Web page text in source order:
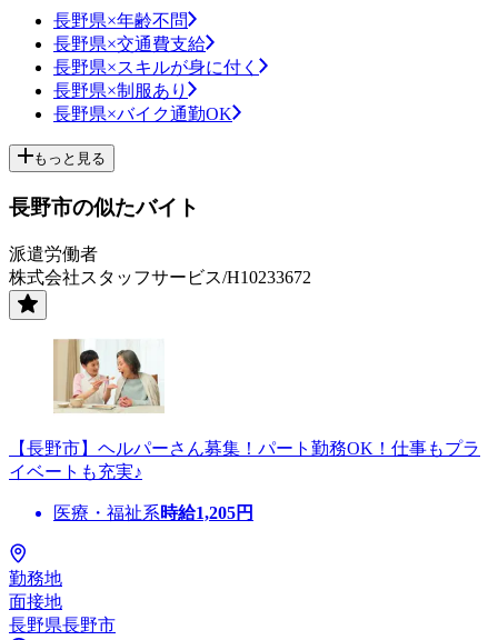
長野県×年齢不問
長野県×交通費支給
長野県×スキルが身に付く
長野県×制服あり
長野県×バイク通勤OK
もっと見る
長野市の似たバイト
派遣労働者
株式会社スタッフサービス/H10233672
【長野市】ヘルパーさん募集！パート勤務OK！仕事もプラ
イベートも充実♪
医療・福祉系時給1,205円
勤務地
面接地
長野県長野市